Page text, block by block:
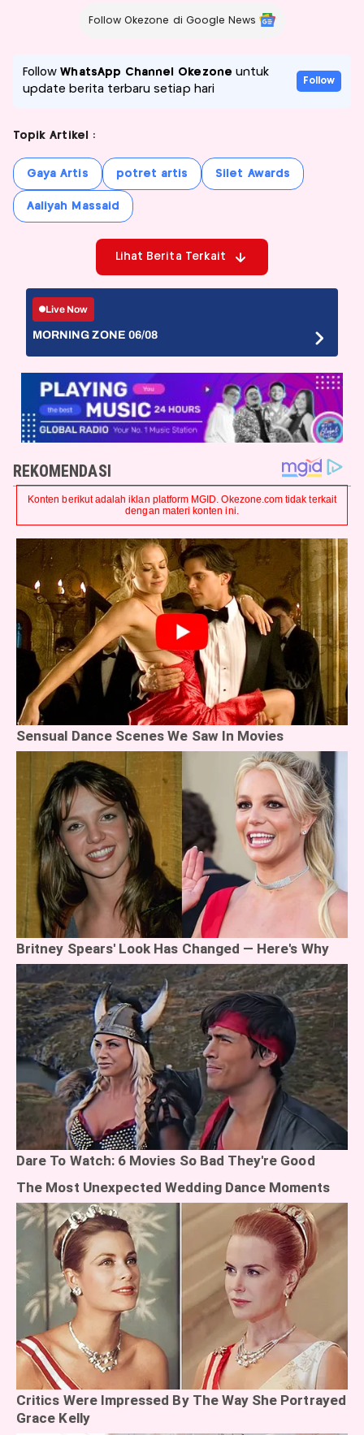
Follow Okezone di Google News
FollowWhatsApp Channel Okezone untuk
update berita terbaru setiap hari
Follow
Topik Artikel :
Gaya Artis potret artis Silet Awards
Aaliyah Massaid
Lihat Berita Terkait
Live Now
MORNING ZONE 06/08